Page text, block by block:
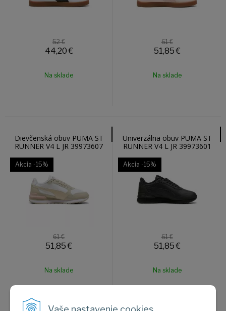
52 €
44,20€
Na sklade
61 €
51,85€
Na sklade
Dievčenská obuv PUMA ST
RUNNER V4 L JR 39973607
Akcia -15%
61 €
51,85 €
Na sklade
Univerzálna obuv PUMA ST
RUNNER V4 L JR 39973601
Akcia -15%
61 €
51,85€
Na sklade